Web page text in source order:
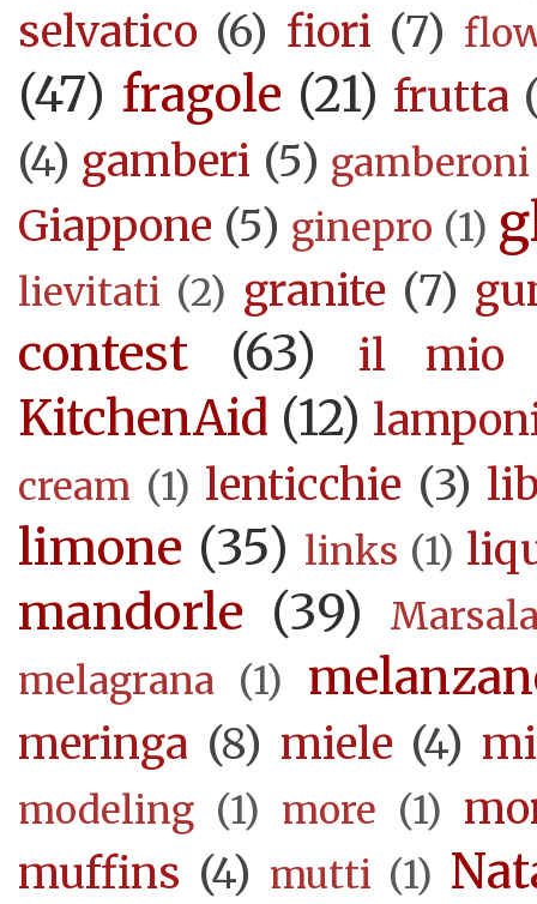
selvatico (6) fiori (7)
(47) fragole (21) frutta
(4) gamberi (5) gamberoni
Giappone (5) ginepro (1)
lievitati (2) granite (7)
contest (63) il mio
KitchenAid (12)
cream (1) lenticchie (3)
limone (35) links (1)
mandorle (39)
melagrana (1)
meringa (8) miele (4)
modeling (1) more (1)
muffins (4) mutti (1)